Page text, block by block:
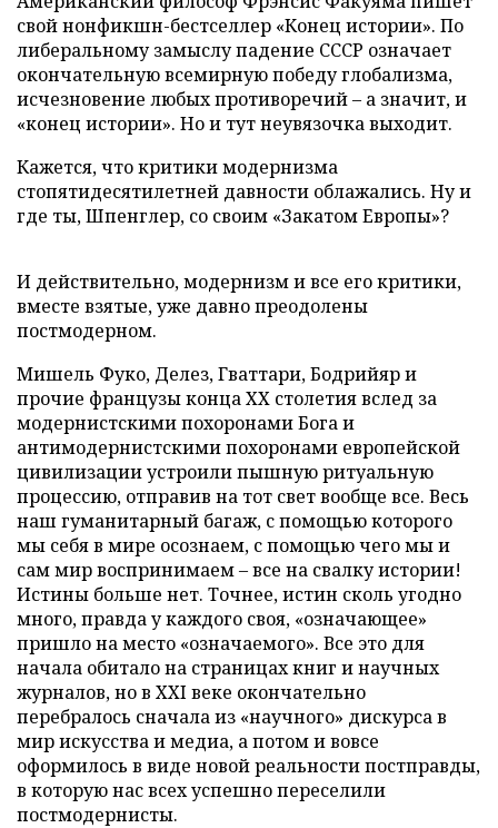
свой нонфикшн-бестселлер «Конец истории». По
либеральному замыслу падение СССР означает
окончательную всемирную победу глобализма,
исчезновение любых противоречий – а значит, и
«конец истории». Но и тут неувязочка выходит.
Кажется, что критики модернизма
стопятидесятилетней давности облажались. Ну и
где ты, Шпенглер, со своим «Закатом Европы»?
И действительно, модернизм и все его критики,
вместе взятые, уже давно преодолены
постмодерном.
Мишель Фуко, Делез, Гваттари, Бодрийяр и
прочие французы конца ХХ столетия вслед за
модернистскими похоронами Бога и
антимодернистскими похоронами европейской
цивилизации устроили пышную ритуальную
процессию, отправив на тот свет вообще все. Весь
наш гуманитарный багаж, с помощью которого
мы себя в мире осознаем, с помощью чего мы и
сам мир воспринимаем – все на свалку истории!
Истины больше нет. Точнее, истин сколь угодно
много, правда у каждого своя, «означающее»
пришло на место «означаемого». Все это для
начала обитало на страницах книг и научных
журналов, но в XXI веке окончательно
перебралось сначала из «научного» дискурса в
мир искусства и медиа, а потом и вовсе
оформилось в виде новой реальности постправды,
в которую нас всех успешно переселили
постмодернисты.